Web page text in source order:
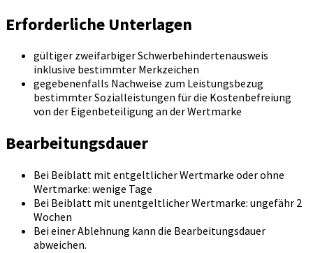
Erforderliche Unterlagen
gültiger zweifarbiger Schwerbehindertenausweis
inklusive bestimmter Merkzeichen
gegebenenfalls Nachweise zum Leistungsbezug
bestimmter Sozialleistungen für die Kostenbefreiung
von der Eigenbeteiligung an der Wertmarke
Bearbeitungsdauer
Bei Beiblatt mit entgeltlicher Wertmarke oder ohne
Wertmarke: wenige Tage
Bei Beiblatt mit unentgeltlicher Wertmarke: ungefähr 2
Wochen
Bei einer Ablehnung kann die Bearbeitungsdauer
abweichen.